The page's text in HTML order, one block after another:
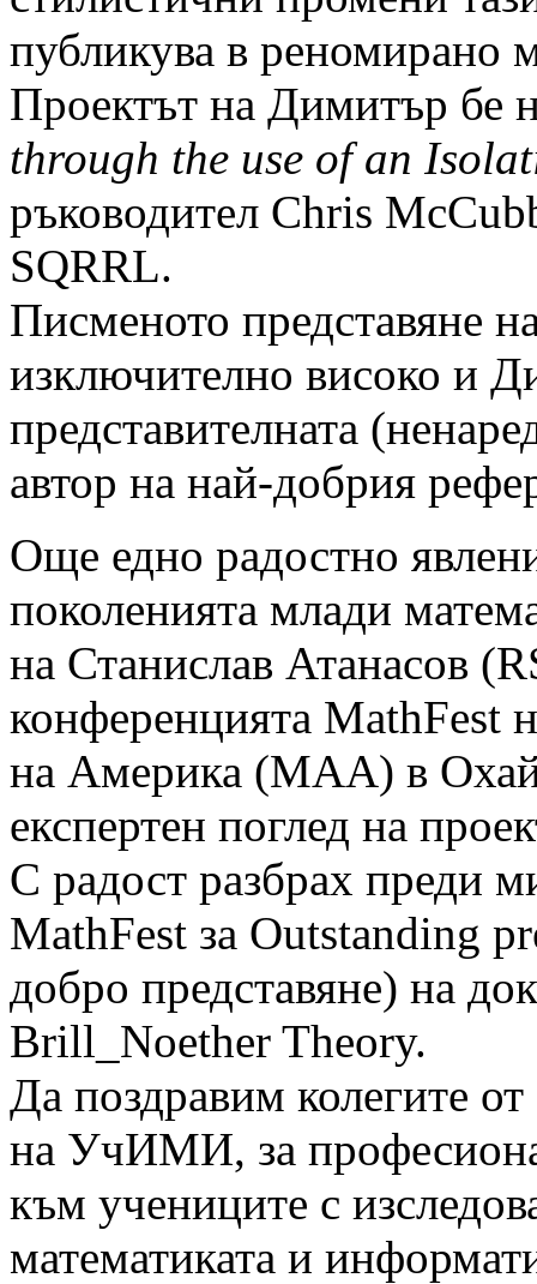
публикува в реномирано
Проектът на Димитър бе
through the use of an
ръководител Chris
SQRRL.
Писменото представяне
изключително високо и
представителната
автор на най-добрия
Още едно радостно
поколенията млади
на Станислав Атанасов
конференцията MathFest
на Америка (MAA) в
експертен поглед на
С радост разбрах преди
MathFest за Outstanding
добро представяне) на
Brill_Noether Theory.
Да поздравим колегите
на УчИМИ, за
към учениците с
математиката и